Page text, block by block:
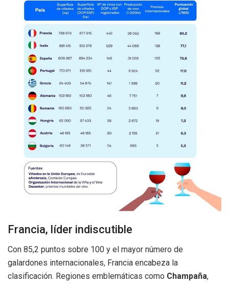
Francia, líder indiscutible
Con 85,2 puntos sobre 100 y el mayor número de
galardones internacionales, Francia encabeza la
clasificación. Regiones emblemáticas como Champaña,